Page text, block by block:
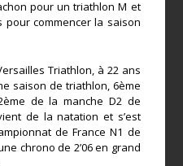
pour un triathlon M et
pour commencer la saison
Triathlon, à 22 ans
saison de triathlon, 6ème
de la manche D2 de
de la natation et s’est
de France N1 de
chrono de 2’06 en grand